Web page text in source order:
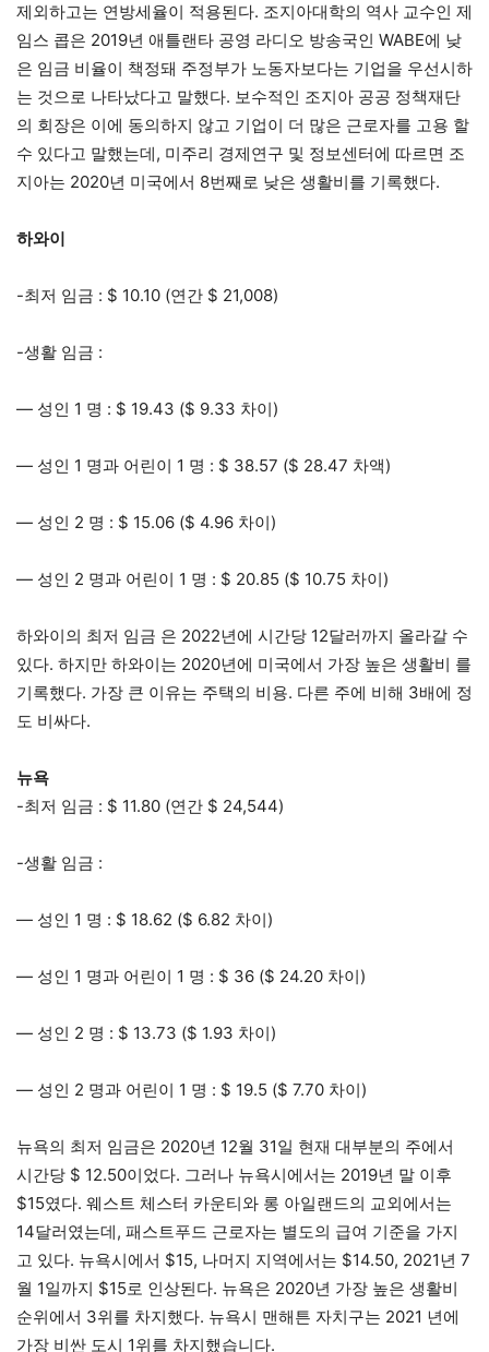
제외하고는 연방세율이 적용된다. 조지아대학의 역사 교수인 제
임스 콥은 2019년 애틀랜타 공영 라디오 방송국인 WABE에 낮
은 임금 비율이 책정돼 주정부가 노동자보다는 기업을 우선시하
는 것으로 나타났다고 말했다. 보수적인 조지아 공공 정책재단
의 회장은 이에 동의하지 않고 기업이 더 많은 근로자를 고용 할
수 있다고 말했는데, 미주리 경제연구 및 정보센터에 따르면 조
지아는 2020년 미국에서 8번째로 낮은 생활비를 기록했다.
하와이
-최저 임금 : $ 10.10 (연간 $ 21,008)
-생활 임금 :
— 성인 1 명 : $ 19.43 ($ 9.33 차이)
— 성인 1 명과 어린이 1 명 : $ 38.57 ($ 28.47 차액)
— 성인 2 명 : $ 15.06 ($ 4.96 차이)
— 성인 2 명과 어린이 1 명 : $ 20.85 ($ 10.75 차이)
하와이의 최저 임금 은 2022년에 시간당 12달러까지 올라갈 수
있다. 하지만 하와이는 2020년에 미국에서 가장 높은 생활비 를
기록했다. 가장 큰 이유는 주택의 비용. 다른 주에 비해 3배에 정
도 비싸다.
뉴욕
-최저 임금 : $ 11.80 (연간 $ 24,544)
-생활 임금 :
— 성인 1 명 : $ 18.62 ($ 6.82 차이)
— 성인 1 명과 어린이 1 명 : $ 36 ($ 24.20 차이)
— 성인 2 명 : $ 13.73 ($ 1.93 차이)
— 성인 2 명과 어린이 1 명 : $ 19.5 ($ 7.70 차이)
뉴욕의 최저 임금은 2020년 12월 31일 현재 대부분의 주에서
시간당 $ 12.50이었다. 그러나 뉴욕시에서는 2019년 말 이후
$15였다. 웨스트 체스터 카운티와 롱 아일랜드의 교외에서는
14달러였는데, 패스트푸드 근로자는 별도의 급여 기준을 가지
고 있다. 뉴욕시에서 $15, 나머지 지역에서는 $14.50, 2021년 7
월 1일까지 $15로 인상된다. 뉴욕은 2020년 가장 높은 생활비
순위에서 3위를 차지했다. 뉴욕시 맨해튼 자치구는 2021 년에
가장 비싼 도시 1위를 차지했습니다.